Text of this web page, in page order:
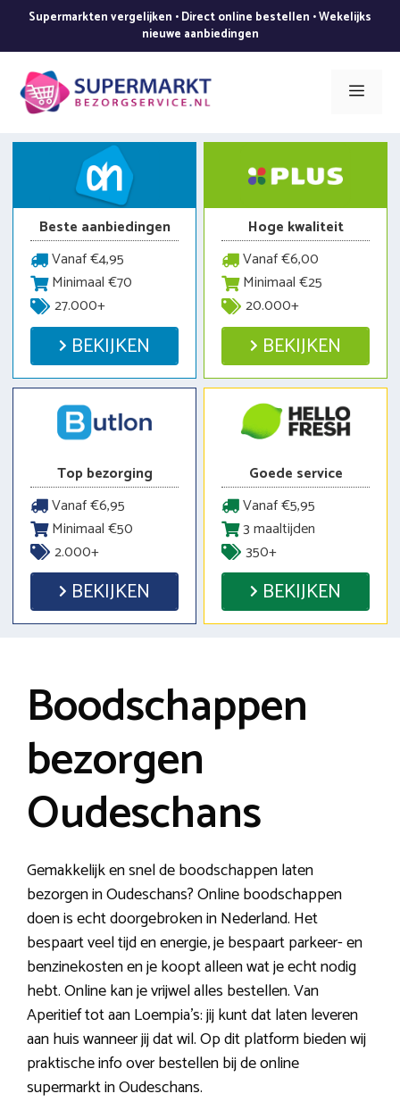
de
inhoud
Supermarkten vergelijken • Direct online bestellen • Wekelijks
nieuwe aanbiedingen
Menu
Beste aanbiedingen
Vanaf €4,95
Minimaal €70
27.000+
BEKIJKEN
Hoge kwaliteit
Vanaf €6,00
Minimaal €25
20.000+
BEKIJKEN
Top bezorging
Vanaf €6,95
Minimaal €50
2.000+
BEKIJKEN
Goede service
Vanaf €5,95
3 maaltijden
350+
BEKIJKEN
Boodschappen
bezorgen
Oudeschans
Gemakkelijk en snel de boodschappen laten
bezorgen in Oudeschans? Online boodschappen
doen is echt doorgebroken in Nederland. Het
bespaart veel tijd en energie, je bespaart parkeer- en
benzinekosten en je koopt alleen wat je echt nodig
hebt. Online kan je vrijwel alles bestellen. Van
Aperitief tot aan Loempia’s: jij kunt dat laten leveren
aan huis wanneer jij dat wil. Op dit platform bieden wij
praktische info over bestellen bij de online
supermarkt in Oudeschans.